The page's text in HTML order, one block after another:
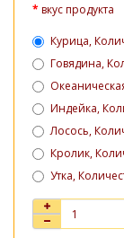
вкус продукта
Курица,
Говядина,
Индейка,
Лосось,
Кролик,
Утка,